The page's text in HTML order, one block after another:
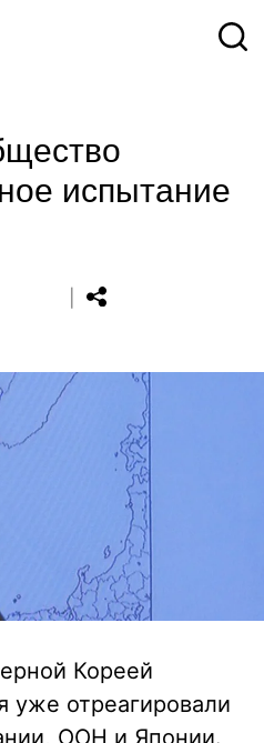
испытание
Кореей
уже отреагировали
ООН и Японии.